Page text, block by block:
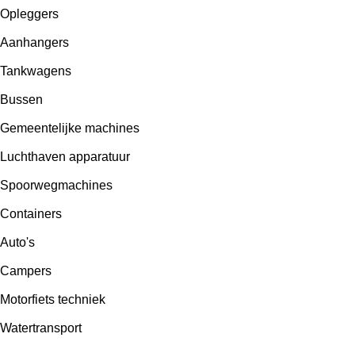
Opleggers
Aanhangers
Tankwagens
Bussen
Gemeentelijke machines
Luchthaven apparatuur
Spoorwegmachines
Containers
Auto's
Campers
Motorfiets techniek
Watertransport